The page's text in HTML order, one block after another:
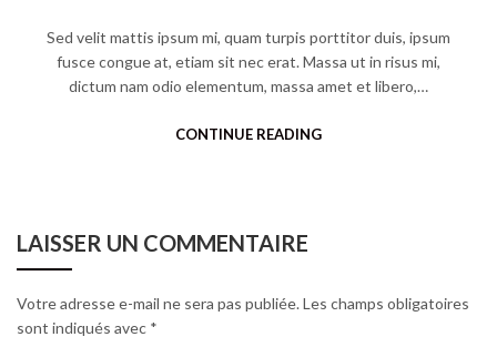
Sed velit mattis ipsum mi, quam turpis porttitor duis, ipsum
fusce congue at, etiam sit nec erat. Massa ut in risus mi,
dictum nam odio elementum, massa amet et libero,…
CONTINUE READING
LAISSER UN COMMENTAIRE
Votre adresse e-mail ne sera pas publiée.Les champs obligatoires
sont indiqués avec *